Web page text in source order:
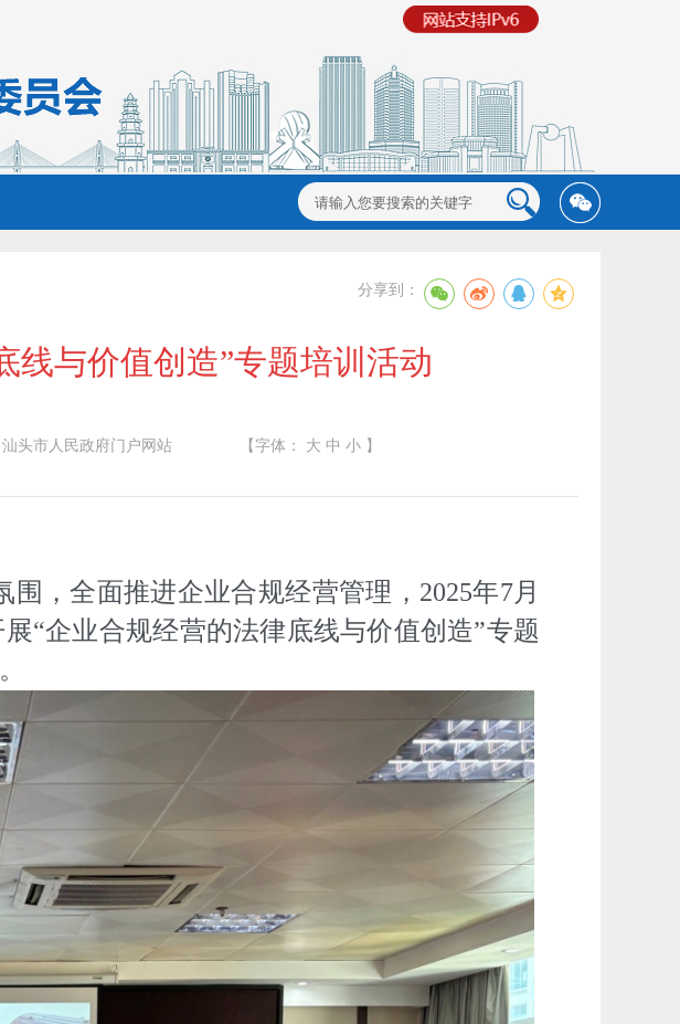
分享到：
线与价值创造”专题培训活动
汕头市人民政府门户网站 【字体： 大 中 小 】
，全面推进企业合规经营管理，2025年7月
“企业合规经营的法律底线与价值创造”专题